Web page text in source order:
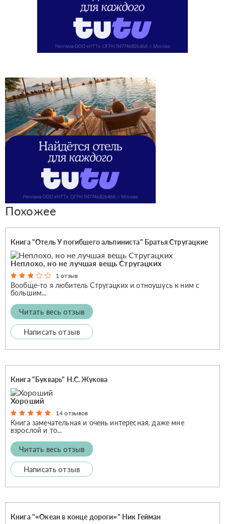
Похожее
Книга "Отель У погибшего альпиниста" Братья Стругацкие
Неплохо, но не лучшая вещь Стругацких
1 отзыв
Вообще-то я любитель Стругацких и отноушусь к ним с
большим...
Читать весь отзыв
Написать отзыв
Книга "Букварь" Н.С. Жукова
Хороший
14 отзывов
Книга замечательная и очень интересная, даже мне
взрослой и то...
Читать весь отзыв
Написать отзыв
Книга "«Океан в конце дороги»" Ник Гейман